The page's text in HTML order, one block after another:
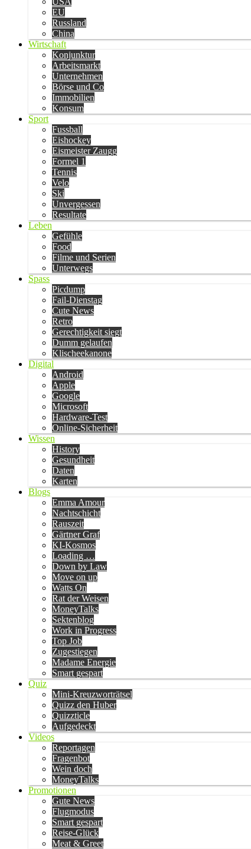
EU
Russland
China
Wirtschaft
Konjunktur
Arbeitsmarkt
Unternehmen
Börse und Co
Immobilien
Konsum
Sport
Fussball
Eishockey
Eismeister Zaugg
Formel 1
Tennis
Velo
Ski
Unvergessen
Resultate
Leben
Gefühle
Food
Filme und Serien
Unterwegs
Spass
Picdump
Fail-Dienstag
Cute News
Retro
Gerechtigkeit siegt
Dumm gelaufen
Klischeekanone
Digital
Android
Apple
Google
Microsoft
Hardware-Test
Online-Sicherheit
Wissen
History
Gesundheit
Daten
Karten
Blogs
Emma Amour
Nachtschicht
Rauszeit
Gärtner Graf
KI-Kosmos
Loading …
Down by Law
Move on up
Watts On
Rat der Weisen
MoneyTalks
Sektenblog
Work in Progress
Top Job
Zugestiegen
Madame Energie
Smart gespart
Quiz
Mini-Kreuzworträtsel
Quizz den Huber
Quizzticle
Aufgedeckt
Videos
Reportagen
Fragenbot
Wein doch
MoneyTalks
Promotionen
Gute News
Flugmodus
Smart gespart
Reise-Glück
Meat & Greet